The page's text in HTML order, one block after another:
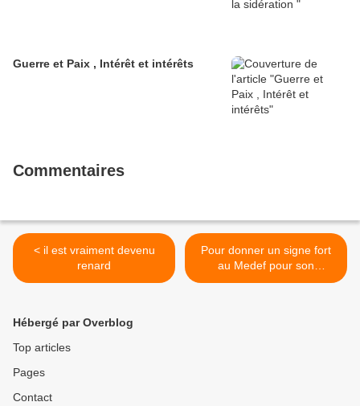
Guerre et Paix , Intérêt et intérêts
Commentaires
< il est vraiment devenu
renard
Pour donner un signe fort
au Medef pour son
université d'été >
Hébergé par Overblog
Top articles
Pages
Contact